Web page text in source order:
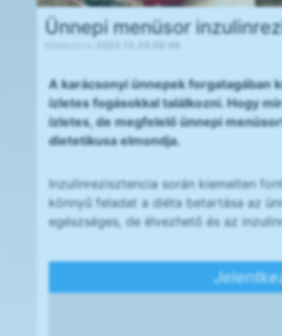
Ünnepi menüsor
A karácsonyi ünnepek forgatagában
ízletes fogásokkal találkozni. Hogy
ízletes, de megfelelő ünnepi
dietetikusa elmondja.
Inzulinrezisztencia során kiemelten
könnyű feladat a diéta betartása az
egészséges, de élvezhető és az